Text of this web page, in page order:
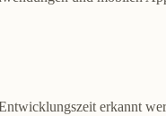
erkannt